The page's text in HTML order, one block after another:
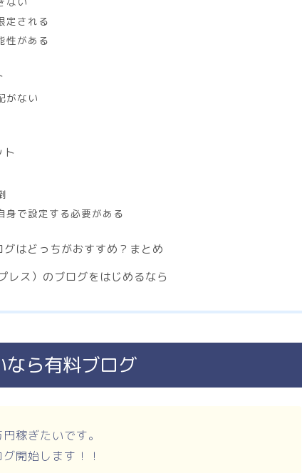
定される
性がある
がない
身で設定する必要がある
はどっちがおすすめ？まとめ
ス）のブログをはじめるなら
ら有料ブログ
稼ぎたいです。
開始します！！